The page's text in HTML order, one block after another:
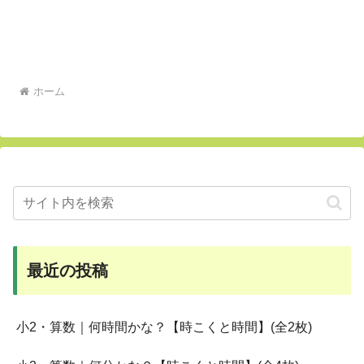
ホーム
最近の投稿
小2・算数｜何時間かな？【時こくと時間】(全2枚)